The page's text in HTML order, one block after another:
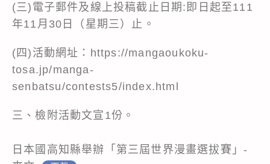
(三)電子郵件及線上投稿截止日期:即日起至111
年11月30日（星期三）止。
(四)活動網址：https://mangaoukoku-
tosa.jp/manga-
senbatsu/contests5/index.html
三、檢附活動文宣1份。
日本國高知縣舉辦「第三屆世界漫畫選拔賽」-